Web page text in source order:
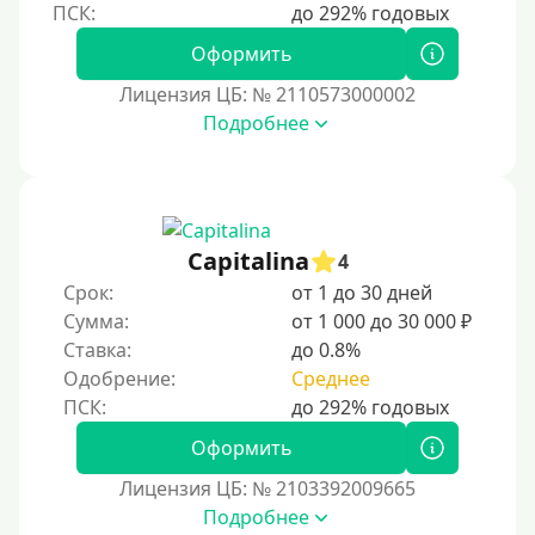
Пенсионерам до 75 лет
Пенсионерам до 80 лет
Пенсионерам до 85 лет
Без упоминания места трудоустройства
Для иностранных граждан
Для лиц, имеющих гражданство других государств,
находящихся на территории Украины
Для граждан других стран, проживающих в
Казахстане
Для граждан других стран, прибывающих в
Для граждан Таджикистана, проживающих за
Оформить
Лицензия ЦБ: № 2110573000002
Подробнее
Capitalina
4
Срок:
от 1 до 30 дней
Сумма:
от 1 000 до 30 000 ₽
Ставка:
до 0.8%
Одобрение:
Среднее
Оформить
Лицензия ЦБ: № 2103392009665
Подробнее